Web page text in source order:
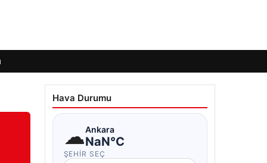
Hava Durumu
☁Ankara
NaN°C
ŞEHIR SEÇ